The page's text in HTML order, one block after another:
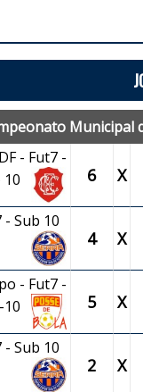
Municipal
- Fut7 -
10
6 X
Sub 10
4 X
- Fut7 -
10
5 X
Sub 10
2 X